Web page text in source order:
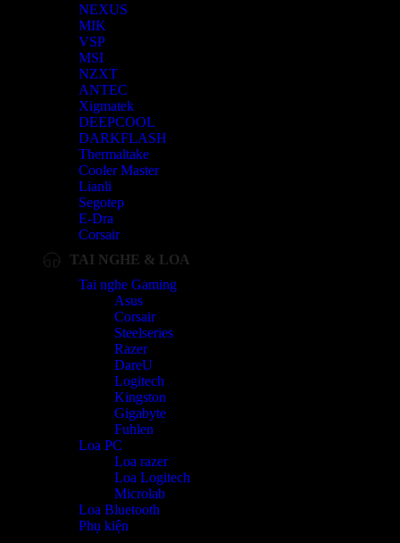
NEXUS
MIK
VSP
MSI
NZXT
ANTEC
Xigmatek
DEEPCOOL
DARKFLASH
Thermaltake
Cooler Master
Lianli
Segotep
E-Dra
Corsair
TAI NGHE & LOA
Tai nghe Gaming
Asus
Corsair
Steelseries
Razer
DareU
Logitech
Kingston
Gigabyte
Fuhlen
Loa PC
Loa razer
Loa Logitech
Microlab
Loa Bluetooth
Phụ kiện